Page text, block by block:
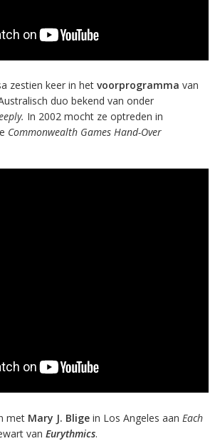
zestien keer in hetvoorprogramma van
duo bekend van onder
In 2002 mocht ze optreden in
Commonwealth Games Hand-Over
met Mary J. Bligein Los Angeles aan Each
van Eurythmics.